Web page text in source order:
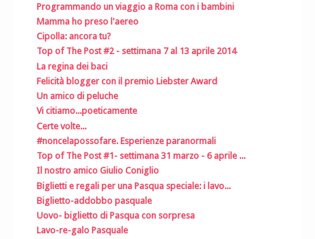
Programmando un viaggio a Roma con i bambini
Mamma ho preso l'aereo
Cipolla: ancora tu?
Top of The Post #2 - settimana 7 al 13 aprile 2014
La regina dei baci
Felicità blogger con il premio Liebster Award
Un amico di peluche
Vi citiamo...poeticamente
Certe volte...
#noncelapossofare. Esperienze paranormali
Top of The Post #1- settimana 31 marzo - 6 aprile ...
Il nostro amico Giulio Coniglio
Biglietti e regali per una Pasqua speciale: i lavo...
Biglietto-addobbo pasquale
Uovo- biglietto di Pasqua con sorpresa
Lavo-re-galo Pasquale